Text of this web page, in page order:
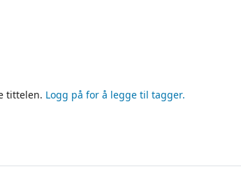
tittelen. Logg på for å legge til tagger.